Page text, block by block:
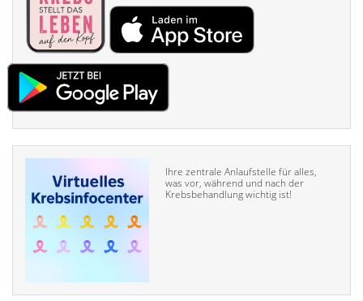
Ihre zentrale Anlaufstelle für alles,
was vor, während und nach der
Krebsbehandlung wichtig ist!